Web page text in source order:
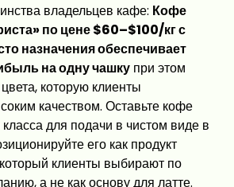
владельцев кафе: Кофе
по цене $60–$100/кг с
назначения обеспечивает
на одну чашку при этом
которую клиенты
качеством. Оставьте кофе
для подачи в чистом виде в
его как продукт
клиенты выбирают по
а не как основу для латте.